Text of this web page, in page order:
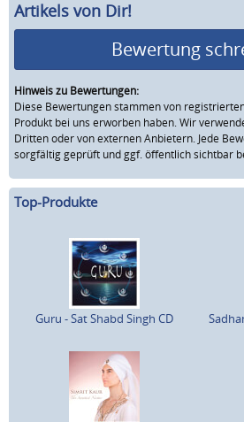
Artikels von Dir!
Bewertung
Hinweis zu Bewertungen:
Diese Bewertungen stammen von
Produkt bei uns erworben haben. Wir
Dritten oder von externen Anbietern. Jede
sorgfältig geprüft und ggf. öffentlich sichtbar
Top-Produkte
Guru - Sat Shabd Singh CD